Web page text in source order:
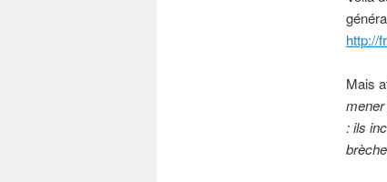
http://
Mais
: ils